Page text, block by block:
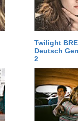
Twilight
Deutsch
2